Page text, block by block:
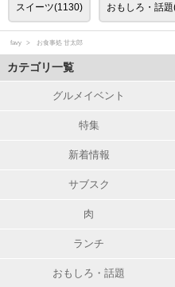
スイーツ(1130) おもしろ・話
favy お食事処 甘太郎
カテゴリ一覧
グルメイベント
特集
新着情報
サブスク
肉
ランチ
おもしろ・話題